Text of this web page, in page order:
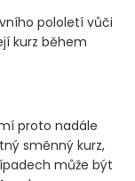
pololetí vůči
kurz během
proto nadále
směnný kurz,
může být